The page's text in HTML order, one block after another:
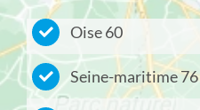
Oise 60
Seine-maritime 76